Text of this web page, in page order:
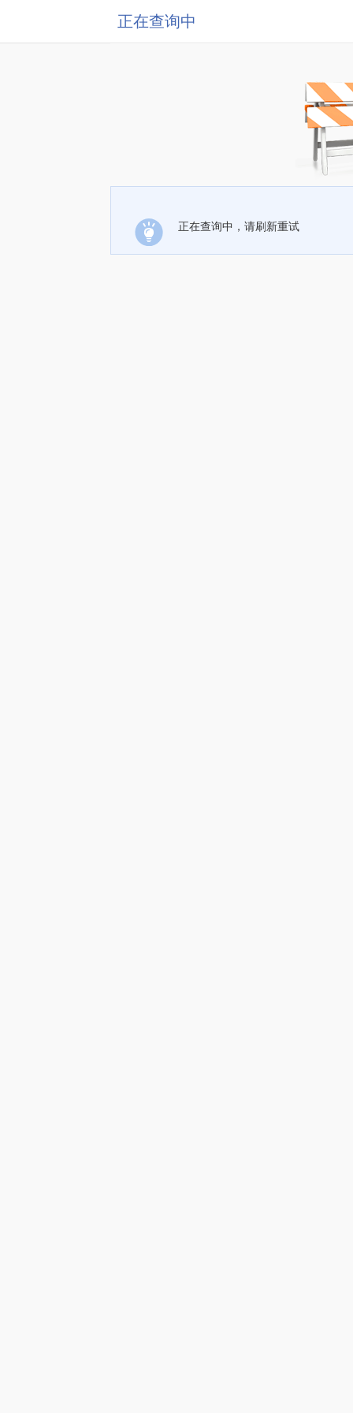
正在查询中
正在查询中，请刷新重试